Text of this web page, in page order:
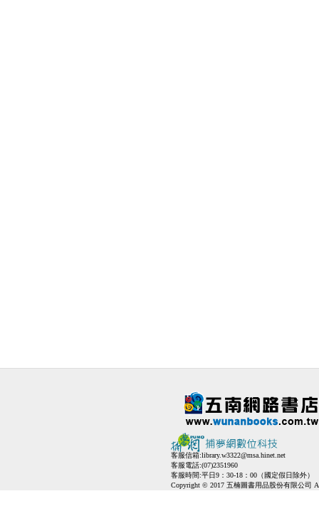
客服信箱:library.w3322@msa.hinet.net
客服電話:(07)2351960
客服時間:平日9：30-18：00（國定假日除外）
Copyright © 2017 五楠圖書用品股份有限公司